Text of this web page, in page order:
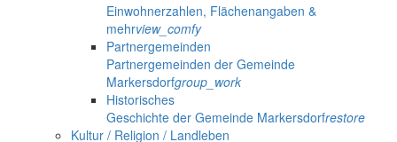
Einwohnerzahlen, Flächenangaben &
mehrview_comfy
Partnergemeinden
Partnergemeinden der Gemeinde
Markersdorfgroup_work
Historisches
Geschichte der Gemeinde Markersdorfrestore
Kultur / Religion / Landleben